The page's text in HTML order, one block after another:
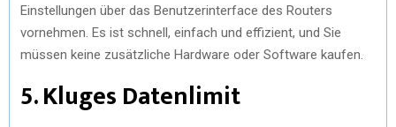
Einstellungen über das Benutzerinterface des Routers
vornehmen. Es ist schnell, einfach und effizient, und Sie
müssen keine zusätzliche Hardware oder Software kaufen.
5. Kluges Datenlimit